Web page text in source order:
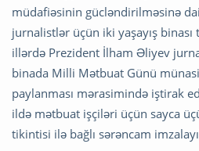
müdafiəsinin gücləndirilməsinə
jurnalistlər üçün iki yaşayış
illərdə Prezident İlham Əliyev
binada Milli Mətbuat Günü
paylanması mərasimində iştirak
ildə mətbuat işçiləri üçün sayca
tikintisi ilə bağlı sərəncam